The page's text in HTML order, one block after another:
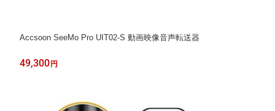
Accsoon SeeMo Pro UIT02-S 動画映像音声転送器
49,300円